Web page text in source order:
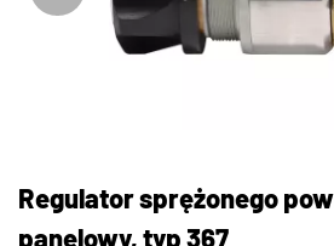
Regulator sprężonego
panelowy, typ 367